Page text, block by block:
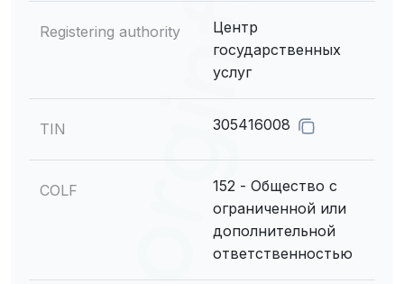
Registering authority
Центр
государственных
услуг
TIN 305416008
COLF
152 - Общество с
ограниченной или
дополнительной
ответственностью